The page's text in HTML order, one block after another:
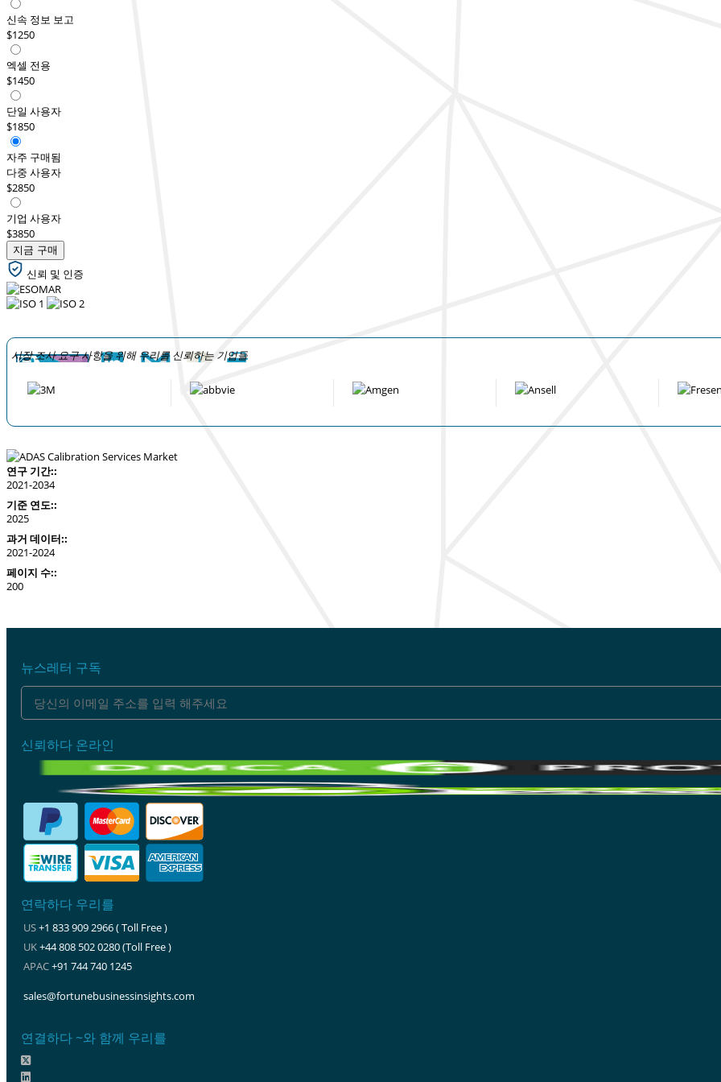
신속 정보 보고
$1250
엑셀 전용
$1450
단일 사용자
$1850
자주 구매됨
다중 사용자
$2850
기업 사용자
$3850
지금 구매
신뢰 및 인증
시장 조사 요구 사항을 위해 우리를 신뢰하는 기업들
연구 기간::
2021-2034
기준 연도::
2025
과거 데이터::
2021-2024
페이지 수::
200
뉴스레터 구독
신뢰하다 온라인
연락하다 우리를
US+1 833 909 2966 ( Toll Free )
UK+44 808 502 0280 (Toll Free )
APAC+91 744 740 1245
sales@fortunebusinessinsights.com
연결하다 ~와 함께 우리를